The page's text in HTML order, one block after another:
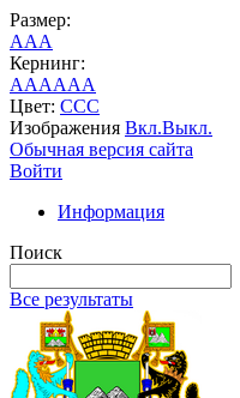
Размер:
AAA
Кернинг:
AAAAAA
Цвет: CCC
Изображения Вкл.Выкл.
Обычная версия сайта
Войти
Информация
Поиск
Все результаты